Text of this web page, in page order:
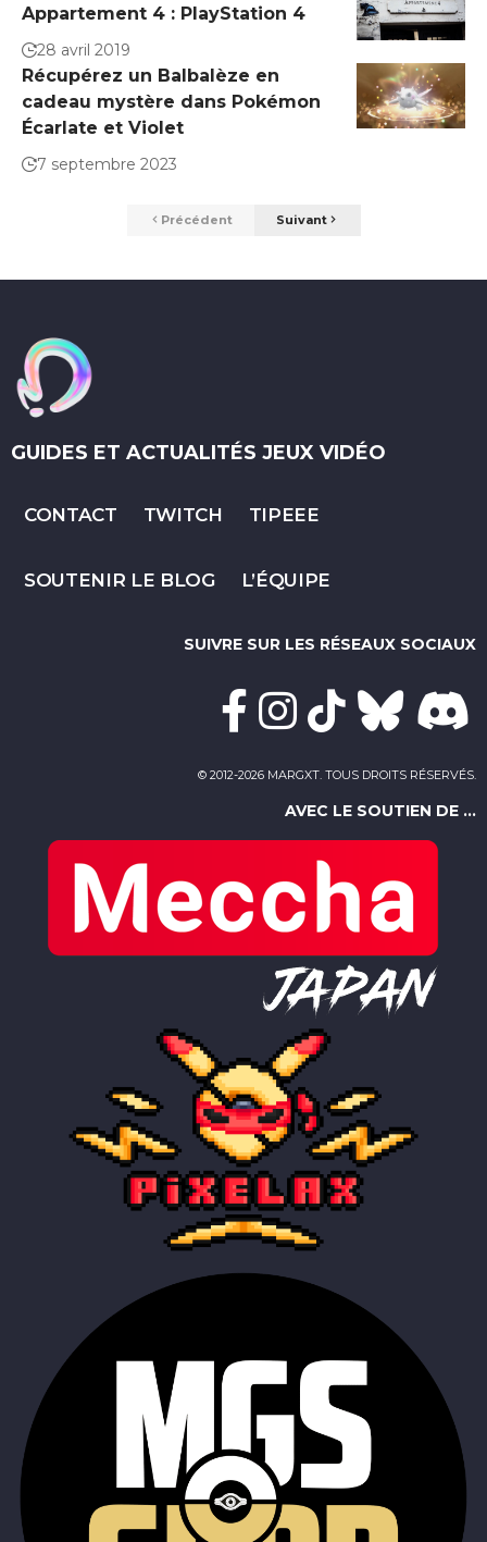
Appartement 4 : PlayStation 4
28 avril 2019
Récupérez un Balbalèze en
cadeau mystère dans Pokémon
Écarlate et Violet
7 septembre 2023
Précédent Suivant
GUIDES ET ACTUALITÉS JEUX VIDÉO
CONTACT TWITCH TIPEEE
SOUTENIR LE BLOG L’ÉQUIPE
SUIVRE SUR LES RÉSEAUX SOCIAUX
© 2012-2026 MARGXT. TOUS DROITS RÉSERVÉS.
AVEC LE SOUTIEN DE ...